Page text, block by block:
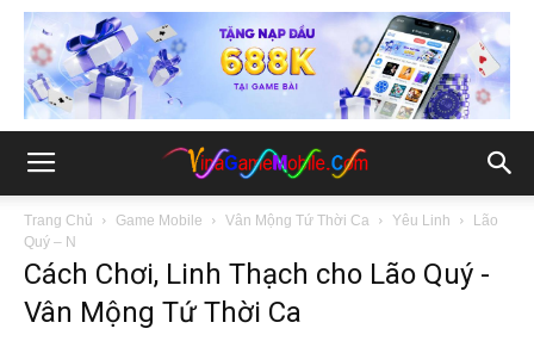
Trang Chủ Game Mobile Vân Mộng Tứ Thời Ca Yêu Linh
Lão
Quý – N
Cách Chơi, Linh Thạch cho Lão Quý -
Vân Mộng Tứ Thời Ca